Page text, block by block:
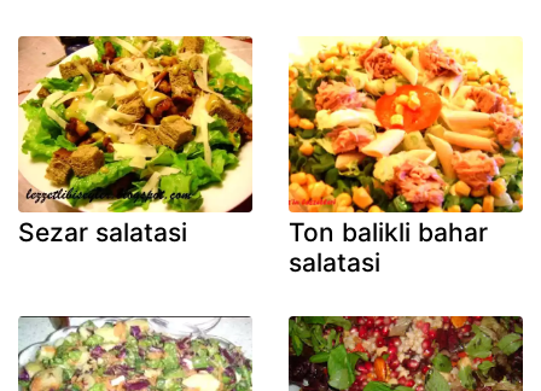
Sezar salatasi
Ton balikli bahar
salatasi